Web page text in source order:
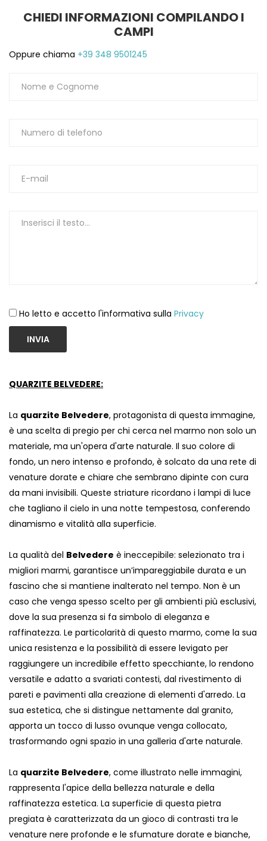
CHIEDI INFORMAZIONI COMPILANDO I
CAMPI
Oppure chiama +39 348 9501245
Ho letto e accetto l'informativa sulla Privacy
INVIA
QUARZITE BELVEDERE:
La quarzite Belvedere, protagonista di questa immagine,
è una scelta di pregio per chi cerca nel marmo non solo un
materiale, ma un'opera d'arte naturale. Il suo colore di
fondo, un nero intenso e profondo, è solcato da una rete di
venature dorate e chiare che sembrano dipinte con cura
da mani invisibili. Queste striature ricordano i lampi di luce
che tagliano il cielo in una notte tempestosa, conferendo
dinamismo e vitalità alla superficie.
La qualità del Belvedere è ineccepibile: selezionato tra i
migliori marmi, garantisce un’impareggiabile durata e un
fascino che si mantiene inalterato nel tempo. Non è un
caso che venga spesso scelto per gli ambienti più esclusivi,
dove la sua presenza si fa simbolo di eleganza e
raffinatezza. Le particolarità di questo marmo, come la sua
unica resistenza e la possibilità di essere levigato per
raggiungere un incredibile effetto specchiante, lo rendono
versatile e adatto a svariati contesti, dal rivestimento di
pareti e pavimenti alla creazione di elementi d'arredo. La
sua estetica, che si distingue nettamente dal granito,
apporta un tocco di lusso ovunque venga collocato,
trasformando ogni spazio in una galleria d'arte naturale.
La quarzite Belvedere, come illustrato nelle immagini,
rappresenta l'apice della bellezza naturale e della
raffinatezza estetica. La superficie di questa pietra
pregiata è caratterizzata da un gioco di contrasti tra le
venature nere profonde e le sfumature dorate e bianche,